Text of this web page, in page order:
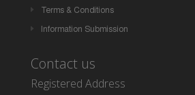
Terms & Conditions
Information Submission
Contact us
Registered Address